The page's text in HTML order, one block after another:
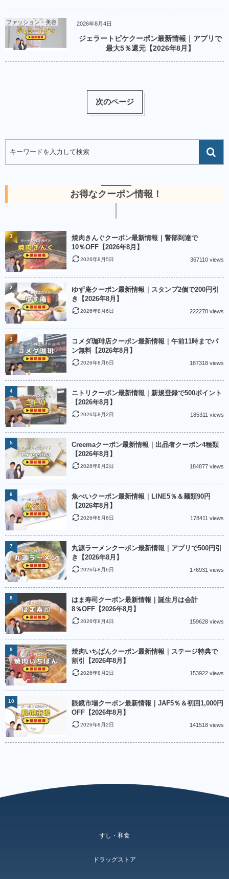
ファッション・美容 2026年8月4日
ジェラートピケクーポン最新情報｜アプリで
最大5％還元【2026年8月】
次のページ
お得なクーポン情報！
焼肉きんぐクーポン最新情報｜警部到達で
10％OFF【2026年8月】
2026年8月5日 367110 views
1
ゆず庵クーポン最新情報｜スタンプ2個で200円引
き【2026年8月】
2026年8月6日 222278 views
2
コメダ珈琲店クーポン最新情報｜午前11時までパ
ン無料【2026年8月】
2026年8月6日 187318 views
3
ニトリクーポン最新情報｜新規登録で500ポイント
【2026年8月】
2026年8月2日 185311 views
4
Creemaクーポン最新情報｜出品者クーポン4種類
【2026年8月】
2026年8月2日 184877 views
5
魚べいクーポン最新情報｜LINE5％＆麺類90円
【2026年8月】
2026年8月6日 178411 views
6
丸源ラーメンクーポン最新情報｜アプリで500円引
き【2026年8月】
2026年8月6日 176931 views
7
はま寿司クーポン最新情報｜誕生月は会計
8％OFF【2026年8月】
2026年8月4日 159628 views
8
焼肉いちばんクーポン最新情報｜ステージ特典で
割引【2026年8月】
2026年8月2日 153922 views
9
眼鏡市場クーポン最新情報｜JAF5％＆初回1,000円
OFF【2026年8月】
2026年8月2日 141518 views
10
すし・和食
ドラッグストア